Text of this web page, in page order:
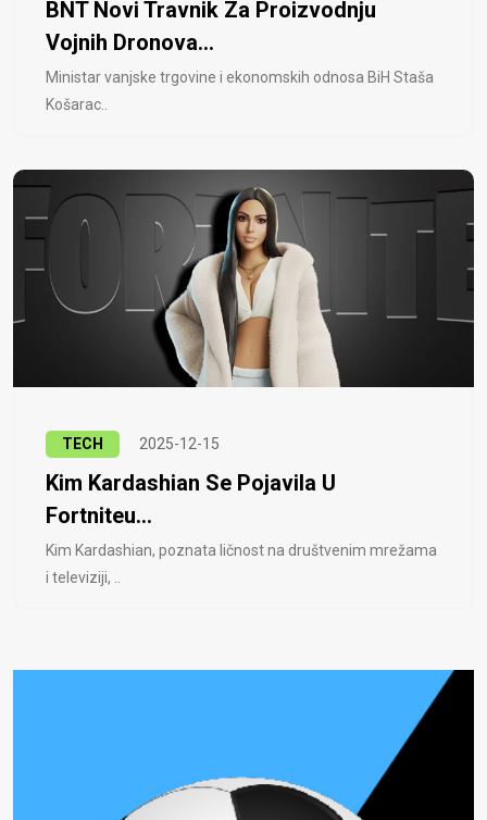
BNT Novi Travnik Za Proizvodnju
Vojnih Dronova...
Ministar vanjske trgovine i ekonomskih odnosa BiH Staša
Košarac..
TECH 2025-12-15
Kim Kardashian Se Pojavila U
Fortniteu...
Kim Kardashian, poznata ličnost na društvenim mrežama
i televiziji, ..